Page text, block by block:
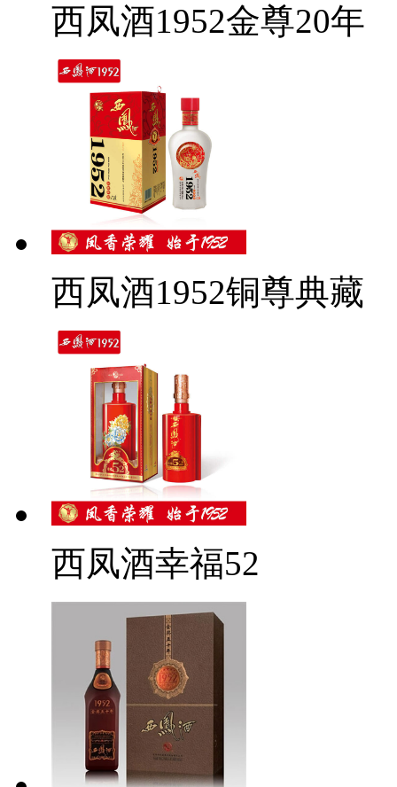
西凤酒1952金尊20年
西凤酒1952铜尊典藏
西凤酒幸福52